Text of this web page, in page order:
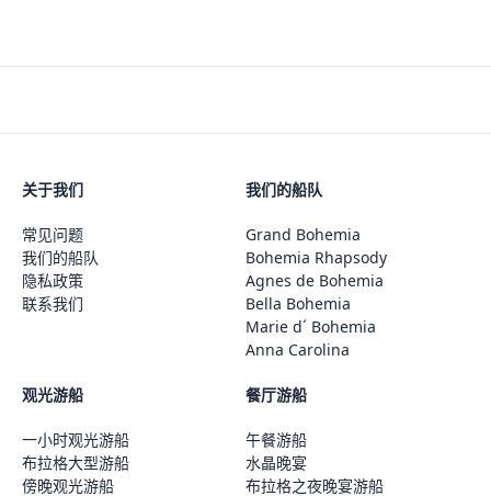
关于我们
常见问题
我们的船队
隐私政策
联系我们
我们的船队
Grand Bohemia
Bohemia Rhapsody
Agnes de Bohemia
Bella Bohemia
Marie d´ Bohemia
Anna Carolina
观光游船
一小时观光游船
布拉格大型游船
傍晚观光游船
餐厅游船
午餐游船
水晶晚宴
布拉格之夜晚宴游船